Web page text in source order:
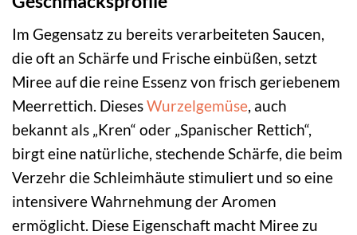
Im Gegensatz zu bereits verarbeiteten Saucen,
die oft an Schärfe und Frische einbüßen, setzt
Miree auf die reine Essenz von frisch geriebenem
Meerrettich. DiesesWurzelgemüse , auch
bekannt als „Kren“ oder „Spanischer Rettich“,
birgt eine natürliche, stechende Schärfe, die beim
Verzehr die Schleimhäute stimuliert und so eine
intensivere Wahrnehmung der Aromen
ermöglicht. Diese Eigenschaft macht Miree zu